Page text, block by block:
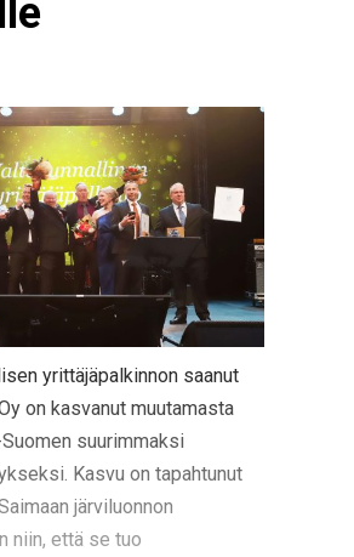
yrittäjäpalkinnon saanut
on kasvanut muutamasta
suurimmaksi
Kasvu on tapahtunut
järviluonnon
niin, että se tuo